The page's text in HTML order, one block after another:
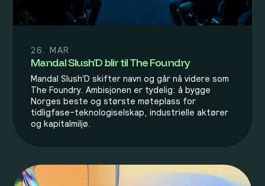
26. MAR
Mandal Slush’D blir til The Foundry
Mandal Slush’D skifter navn og går nå videre som
The Foundry. Ambisjonen er tydelig: å bygge
Norges beste og største møteplass for
tidligfase-teknologiselskap, industrielle aktører
og kapitalmiljø.